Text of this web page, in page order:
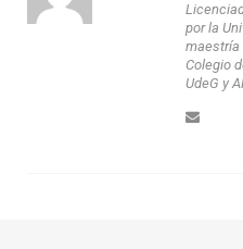
por la
maestría
Colegio
UdeG y